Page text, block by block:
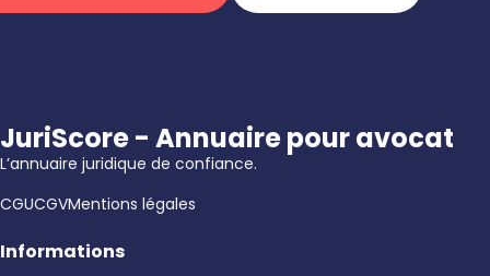
JuriScore - Annuaire pour avocat
L’annuaire juridique de confiance.
CGUCGVMentions légales
Informations